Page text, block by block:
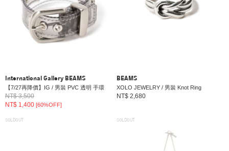
International Gallery BEAMS
【7/27再降價】IG / 男裝 PVC 透明 手環
NT$ 3,500
NT$ 1,400 [60%OFF]
BEAMS
XOLO JEWELRY / 男裝 Knot Ring
NT$ 2,680
SOLDOUT SOLDOUT